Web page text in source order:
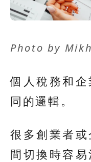
Photo by
個人稅務和
同的邏輯。
很多創業者
間切換時容